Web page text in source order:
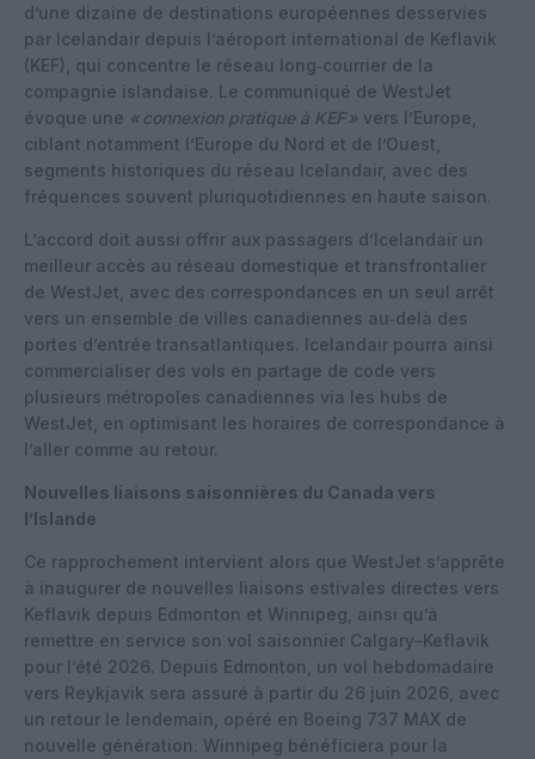
d’une dizaine de destinations européennes desservies
par Icelandair depuis l’aéroport international de Keflavik
(KEF), qui concentre le réseau long‑courrier de la
compagnie islandaise. Le communiqué de WestJet
évoque une « connexion pratique à KEF» vers l’Europe,
ciblant notamment l’Europe du Nord et de l’Ouest,
segments historiques du réseau Icelandair, avec des
fréquences souvent pluriquotidiennes en haute saison.
L’accord doit aussi offrir aux passagers d’Icelandair un
meilleur accès au réseau domestique et transfrontalier
de WestJet, avec des correspondances en un seul arrêt
vers un ensemble de villes canadiennes au‑delà des
portes d’entrée transatlantiques. Icelandair pourra ainsi
commercialiser des vols en partage de code vers
plusieurs métropoles canadiennes via les hubs de
WestJet, en optimisant les horaires de correspondance à
l’aller comme au retour.
Nouvelles liaisons saisonnières du Canada vers
l’Islande
Ce rapprochement intervient alors que WestJet s’apprête
à inaugurer de nouvelles liaisons estivales directes vers
Keflavik depuis Edmonton et Winnipeg, ainsi qu’à
remettre en service son vol saisonnier Calgary–Keflavik
pour l’été 2026. Depuis Edmonton, un vol hebdomadaire
vers Reykjavik sera assuré à partir du 26 juin 2026, avec
un retour le lendemain, opéré en Boeing 737 MAX de
nouvelle génération. Winnipeg bénéficiera pour la